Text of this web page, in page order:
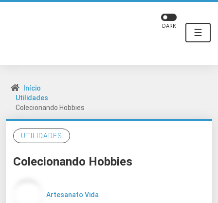
☰
DARK
Início
Utilidades
Colecionando Hobbies
UTILIDADES
Colecionando Hobbies
Artesanato Vida